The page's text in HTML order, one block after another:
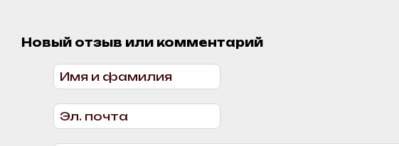
Новый отзыв или комментарий